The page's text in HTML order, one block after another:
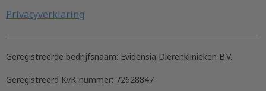
Privacyverklaring
Geregistreerde bedrijfsnaam: Evidensia Dierenklinieken B.V.
Geregistreerd KvK-nummer: 72628847